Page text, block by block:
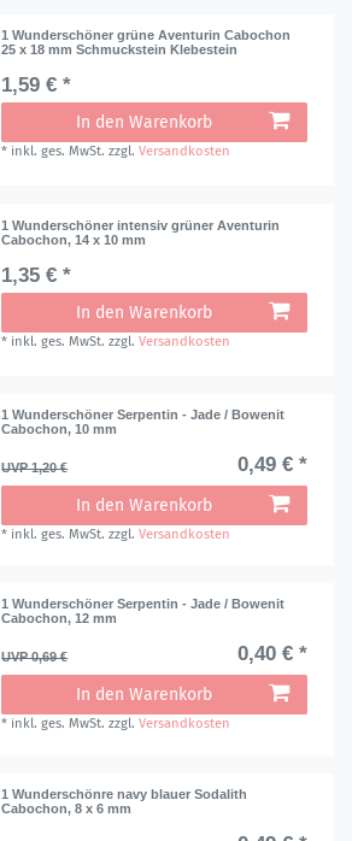
1 Wunderschöner grüne Aventurin Cabochon
25 x 18 mm Schmuckstein Klebestein
1,59 € *
In den Warenkorb
* inkl. ges. MwSt. zzgl.Versandkosten
1 Wunderschöner intensiv grüner Aventurin
Cabochon, 14 x 10 mm
1,35 € *
In den Warenkorb
* inkl. ges. MwSt. zzgl.Versandkosten
1 Wunderschöner Serpentin - Jade / Bowenit
Cabochon, 10 mm
UVP 1,20 € 0,49 € *
In den Warenkorb
* inkl. ges. MwSt. zzgl.Versandkosten
1 Wunderschöner Serpentin - Jade / Bowenit
Cabochon, 12 mm
UVP 0,69 € 0,40 € *
In den Warenkorb
* inkl. ges. MwSt. zzgl.Versandkosten
1 Wunderschönre navy blauer Sodalith
Cabochon, 8 x 6 mm